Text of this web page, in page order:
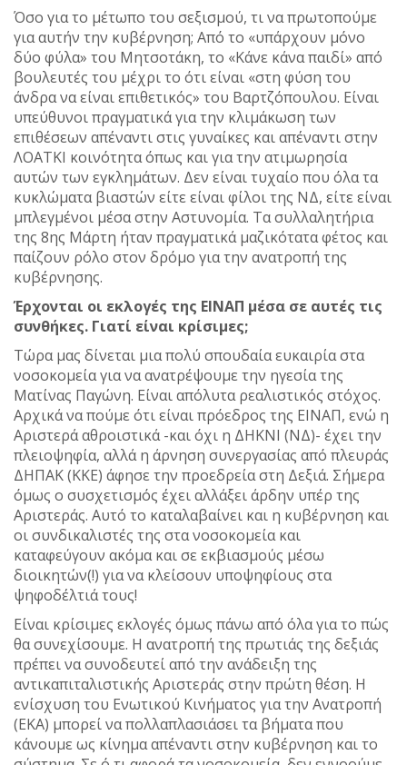
Όσο για το μέτωπο του σεξισμού, τι να πρωτοπούμε
για αυτήν την κυβέρνηση; Από το «υπάρχουν μόνο
δύο φύλα» του Μητσοτάκη, το «Κάνε κάνα παιδί» από
βουλευτές του μέχρι το ότι είναι «στη φύση του
άνδρα να είναι επιθετικός» του Βαρτζόπουλου. Είναι
υπεύθυνοι πραγματικά για την κλιμάκωση των
επιθέσεων απέναντι στις γυναίκες και απέναντι στην
ΛΟΑΤΚΙ κοινότητα όπως και για την ατιμωρησία
αυτών των εγκλημάτων. Δεν είναι τυχαίο που όλα τα
κυκλώματα βιαστών είτε είναι φίλοι της ΝΔ, είτε είναι
μπλεγμένοι μέσα στην Αστυνομία. Τα συλλαλητήρια
της 8ης Μάρτη ήταν πραγματικά μαζικότατα φέτος και
παίζουν ρόλο στον δρόμο για την ανατροπή της
κυβέρνησης.
Έρχονται οι εκλογές της ΕΙΝΑΠ μέσα σε αυτές τις
συνθήκες. Γιατί είναι κρίσιμες;
Τώρα μας δίνεται μια πολύ σπουδαία ευκαιρία στα
νοσοκομεία για να ανατρέψουμε την ηγεσία της
Ματίνας Παγώνη. Είναι απόλυτα ρεαλιστικός στόχος.
Αρχικά να πούμε ότι είναι πρόεδρος της ΕΙΝΑΠ, ενώ η
Αριστερά αθροιστικά -και όχι η ΔΗΚΝΙ (ΝΔ)- έχει την
πλειοψηφία, αλλά η άρνηση συνεργασίας από πλευράς
ΔΗΠΑΚ (ΚΚΕ) άφησε την προεδρεία στη Δεξιά. Σήμερα
όμως ο συσχετισμός έχει αλλάξει άρδην υπέρ της
Αριστεράς. Αυτό το καταλαβαίνει και η κυβέρνηση και
οι συνδικαλιστές της στα νοσοκομεία και
καταφεύγουν ακόμα και σε εκβιασμούς μέσω
διοικητών(!) για να κλείσουν υποψηφίους στα
ψηφοδέλτιά τους!
Είναι κρίσιμες εκλογές όμως πάνω από όλα για το πώς
θα συνεχίσουμε. Η ανατροπή της πρωτιάς της δεξιάς
πρέπει να συνοδευτεί από την ανάδειξη της
αντικαπιταλιστικής Αριστεράς στην πρώτη θέση. Η
ενίσχυση του Ενωτικού Κινήματος για την Ανατροπή
(ΕΚΑ) μπορεί να πολλαπλασιάσει τα βήματα που
κάνουμε ως κίνημα απέναντι στην κυβέρνηση και το